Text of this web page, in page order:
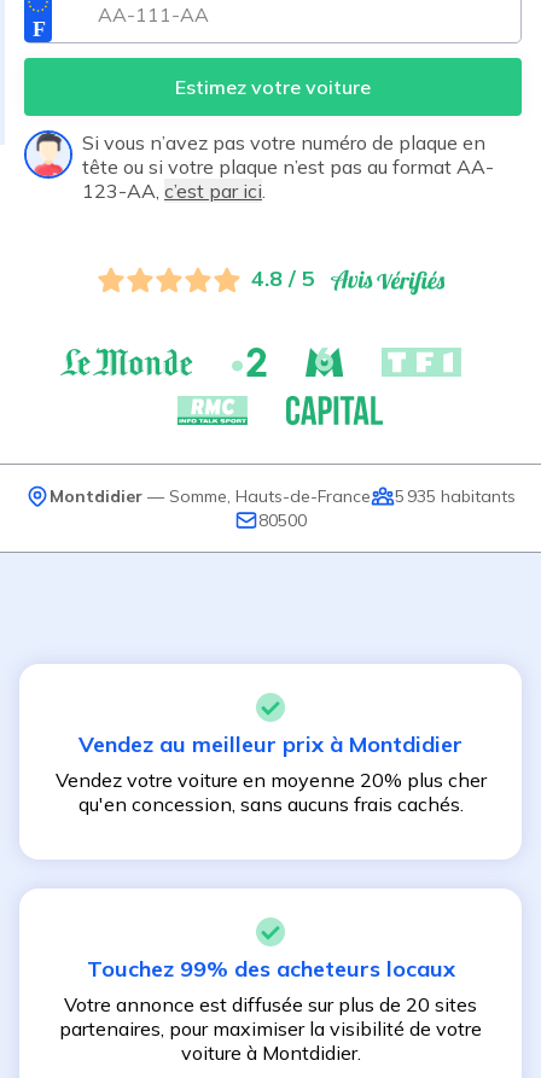
Estimez votre voiture
Si vous n’avez pas votre numéro de plaque en
tête ou si votre plaque n’est pas au format AA-
123-AA, c’est par ici
4.8 / 5
Montdidier — Somme Hauts-de-France 5 935 habitants
80500
Vendez au meilleur prix à Montdidier
Vendez votre voiture en moyenne 20% plus cher
qu'en concession, sans aucuns frais cachés.
Touchez 99% des acheteurs locaux
Votre annonce est diffusée sur plus de 20 sites
partenaires, pour maximiser la visibilité de votre
voiture à Montdidier.